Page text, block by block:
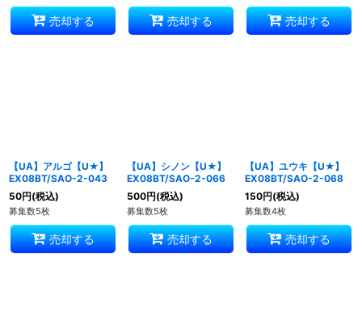
売却する 売却する 売却する
【UA】アルゴ【U★】
EX08BT/SAO-2-043
50円(税込)
募集数5枚
売却する
【UA】シノン【U★】
EX08BT/SAO-2-066
500円(税込)
募集数5枚
売却する
【UA】ユウキ【U★】
EX08BT/SAO-2-068
150円(税込)
募集数4枚
売却する